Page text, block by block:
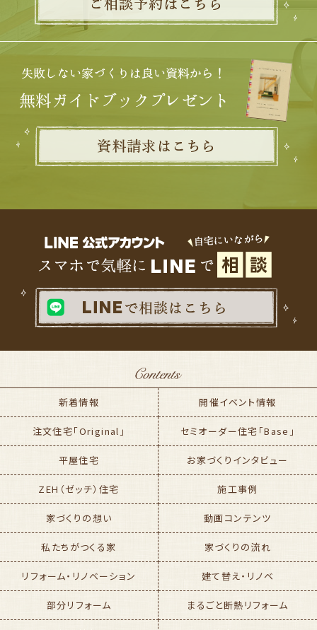
新着情報 開催イベント情報
注文住宅「Original」 セミオーダー住宅「Base」
平屋住宅 お家づくりインタビュー
ZEH（ゼッチ）住宅 施工事例
家づくりの想い 動画コンテンツ
私たちがつくる家 家づくりの流れ
リフォーム・リノベーション 建て替え・リノベ
部分リフォーム まるごと断熱リフォーム